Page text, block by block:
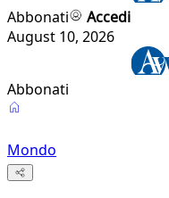
Abbonati
Accedi
August 10, 2026
Abbonati
Mondo